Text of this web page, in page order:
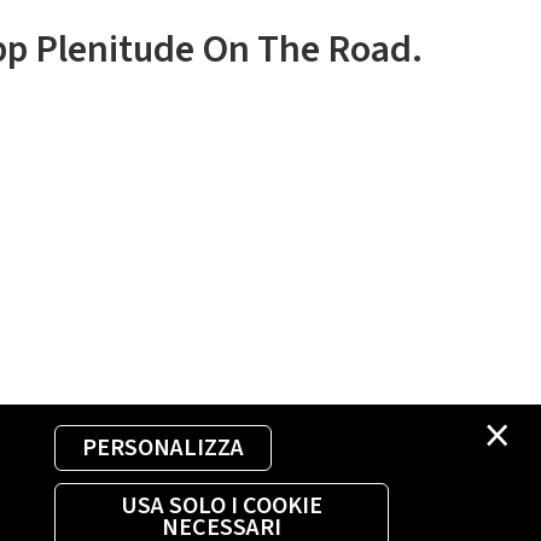
×
PERSONALIZZA
USA SOLO I COOKIE
NECESSARI
Plenitude On The Road.